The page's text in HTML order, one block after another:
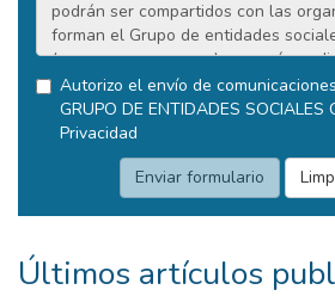
Autorizo el envío de
GRUPO DE ENTIDADES SOCIALES
Privacidad
Últimos artículos